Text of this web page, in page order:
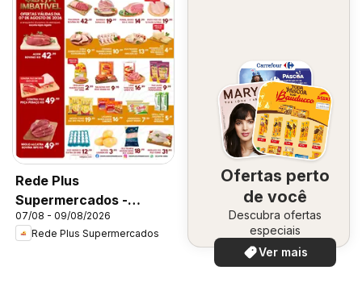
Rede Plus
Supermercados -
Ofertas da semana
07/08 - 09/08/2026
Rede Plus Supermercados
Ofertas perto
de você
Descubra ofertas
especiais
Ver mais